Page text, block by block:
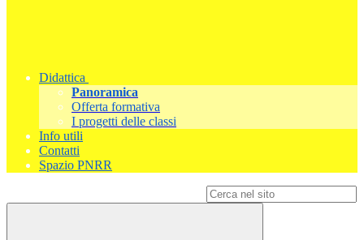
Didattica
Panoramica
Offerta formativa
I progetti delle classi
Info utili
Contatti
Spazio PNRR